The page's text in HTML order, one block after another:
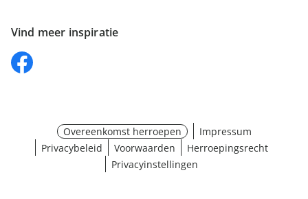
Vind meer inspiratie
Overeenkomst herroepen
Impressum
Privacybeleid
Voorwaarden
Herroepingsrecht
Privacyinstellingen